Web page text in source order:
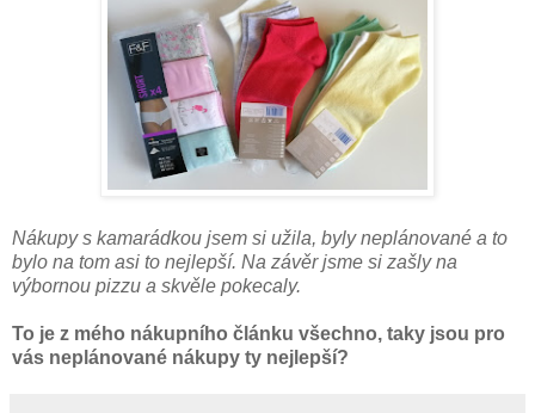
Nákupy s kamarádkou jsem si užila, byly neplánované a to
bylo na tom asi to nejlepší. Na závěr jsme si zašly na
výbornou pizzu a skvěle pokecaly.
To je z mého nákupního článku všechno, taky jsou pro
vás neplánované nákupy ty nejlepší?